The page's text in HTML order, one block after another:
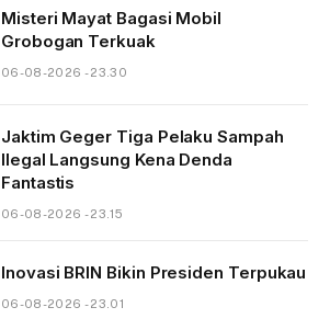
Misteri Mayat Bagasi Mobil
Grobogan Terkuak
06-08-2026 - 23.30
Jaktim Geger Tiga Pelaku Sampah
Ilegal Langsung Kena Denda
Fantastis
06-08-2026 - 23.15
Inovasi BRIN Bikin Presiden Terpukau
06-08-2026 - 23.01